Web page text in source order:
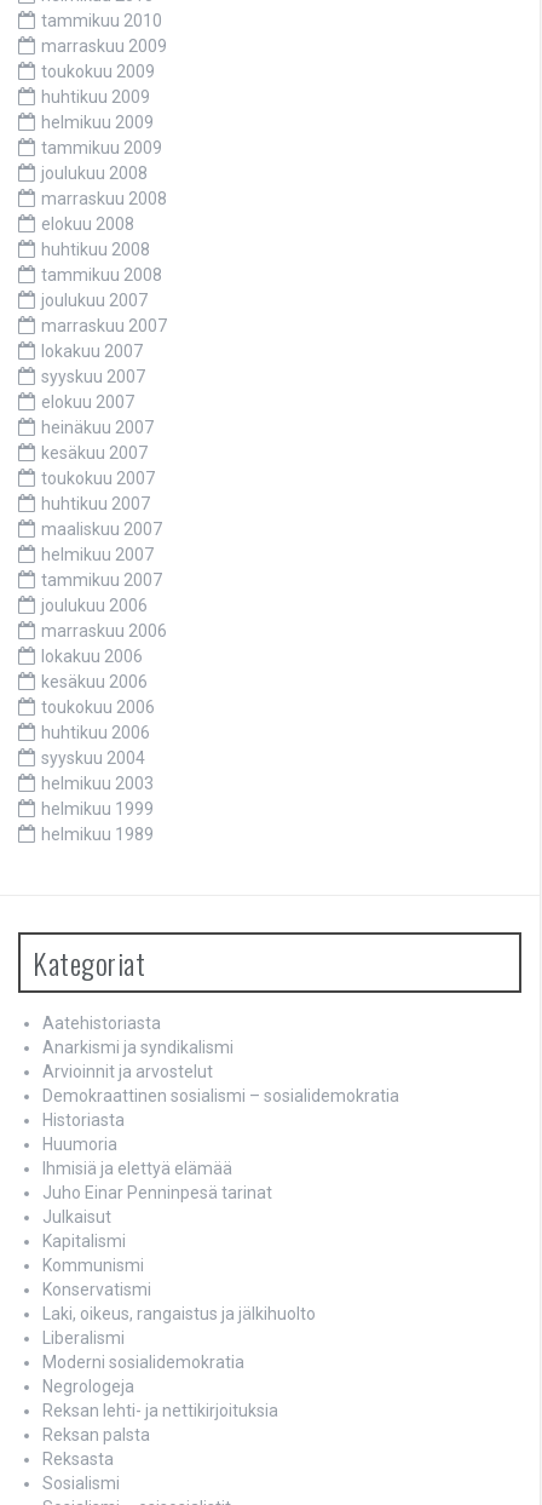
tammikuu 2010
marraskuu 2009
toukokuu 2009
huhtikuu 2009
helmikuu 2009
tammikuu 2009
joulukuu 2008
marraskuu 2008
elokuu 2008
huhtikuu 2008
tammikuu 2008
joulukuu 2007
marraskuu 2007
lokakuu 2007
syyskuu 2007
elokuu 2007
heinäkuu 2007
kesäkuu 2007
toukokuu 2007
huhtikuu 2007
maaliskuu 2007
helmikuu 2007
tammikuu 2007
joulukuu 2006
marraskuu 2006
lokakuu 2006
kesäkuu 2006
toukokuu 2006
huhtikuu 2006
syyskuu 2004
helmikuu 2003
helmikuu 1999
helmikuu 1989
Kategoriat
Aatehistoriasta
Anarkismi ja syndikalismi
Arvioinnit ja arvostelut
Demokraattinen sosialismi – sosialidemokratia
Historiasta
Huumoria
Ihmisiä ja elettyä elämää
Juho Einar Penninpesä tarinat
Julkaisut
Kapitalismi
Kommunismi
Konservatismi
Laki, oikeus, rangaistus ja jälkihuolto
Liberalismi
Moderni sosialidemokratia
Negrologeja
Reksan lehti- ja nettikirjoituksia
Reksan palsta
Reksasta
Sosialismi